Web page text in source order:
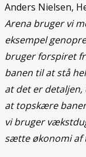
Anders Nielsen,
Arena bruger vi
eksempel
bruger forspiret
banen til at stå
at det er
at topskære
vi bruger
sætte økonomi af